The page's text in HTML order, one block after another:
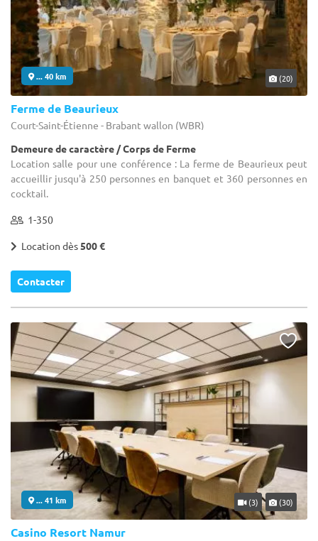
... 40 km (20)
Ferme de Beaurieux
Court-Saint-Étienne - Brabant wallon (WBR)
Demeure de caractère / Corps de Ferme
Location salle pour une conférence : La ferme de Beaurieux peut
accueillir jusqu'à 250 personnes en banquet et 360 personnes en
cocktail.
1-350
Location dès500 €
Contacter
... 41 km (3) (30)
Casino Resort Namur